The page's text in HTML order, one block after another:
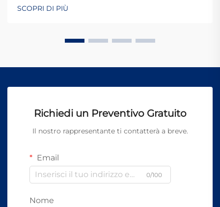
SCOPRI DI PIÙ
Richiedi un Preventivo Gratuito
Il nostro rappresentante ti contatterà a breve.
Email
0/100
Nome